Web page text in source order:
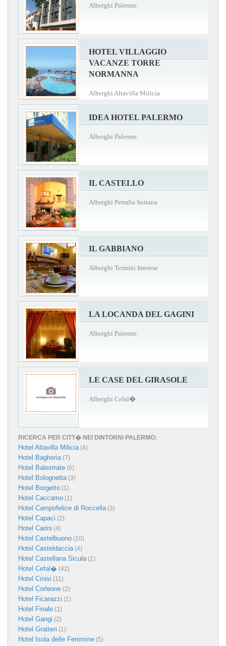
Alberghi Palermo
HOTEL VILLAGGIO
VACANZE TORRE
NORMANNA
Alberghi Altavilla Milicia
IDEA HOTEL PALERMO
Alberghi Palermo
IL CASTELLO
Alberghi Petralia Sottana
IL GABBIANO
Alberghi Termini Imerese
LA LOCANDA DEL GAGINI
Alberghi Palermo
LE CASE DEL GIRASOLE
Alberghi Cefal�
RICERCA PER CITT� NEI DINTORNI PALERMO:
Hotel Altavilla Milicia(4)
Hotel Bagheria(7)
Hotel Balestrate (6)
Hotel Bolognetta(3)
Hotel Borgetto (1)
Hotel Caccamo (1)
Hotel Campofelice di Roccella(3)
Hotel Capaci (2)
Hotel Carini (4)
Hotel Castelbuono (10)
Hotel Casteldaccia(4)
Hotel Castellana Sicula(1)
Hotel Cefal� (42)
Hotel Cinisi (11)
Hotel Corleone (2)
Hotel Ficarazzi (1)
Hotel Finale (1)
Hotel Gangi (2)
Hotel Gratteri (1)
Hotel Isola delle Femmine (5)